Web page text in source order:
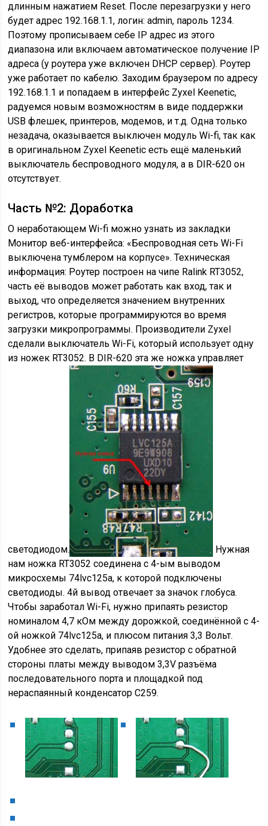
длинным нажатием Reset. После перезагрузки у него
будет адрес 192.168.1.1, логин: admin, пароль 1234.
Поэтому прописываем себе IP адрес из этого
диапазона или включаем автоматическое получение IP
адреса (у роутера уже включен DHCP сервер). Роутер
уже работает по кабелю. Заходим браузером по адресу
192.168.1.1 и попадаем в интерфейс Zyxel Keenetic,
радуемся новым возможностям в виде поддержки
USB флешек, принтеров, модемов, и т.д. Одна только
незадача, оказывается выключен модуль Wi-fi, так как
в оригинальном Zyxel Keenetic есть ещё маленький
выключатель беспроводного модуля, а в DIR-620 он
отсутствует.
Часть №2: Доработка
О неработающем Wi-fi можно узнать из закладки
Монитор веб-интерфейса: «Беспроводная сеть Wi-Fi
выключена тумблером на корпусе». Техническая
информация: Роутер построен на чипе Ralink RT3052,
часть её выводов может работать как вход, так и
выход, что определяется значением внутренних
регистров, которые программируются во время
загрузки микропрограммы. Производители Zyxel
сделали выключатель Wi-Fi, который использует одну
из ножек RT3052. В DIR-620 эта же ножка управляет
светодиодом.
Нужная
нам ножка RT3052 соединена с 4-ым выводом
микросхемы 74lvc125a, к которой подключены
светодиоды. 4й вывод отвечает за значок глобуса.
Чтобы заработал Wi-Fi, нужно припаять резистор
номиналом 4,7 кОм между дорожкой, соединённой с 4-
ой ножкой 74lvc125a, и плюсом питания 3,3 Вольт.
Удобнее это сделать, припаяв резистор с обратной
стороны платы между выводом 3,3V разъёма
последовательного порта и площадкой под
нераспаянный конденсатор С259.